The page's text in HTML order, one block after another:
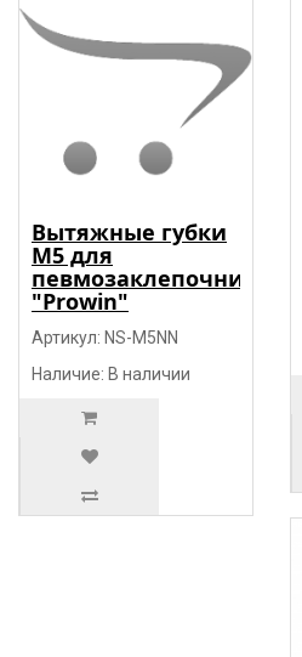
Вытяжные губки
М5 для
певмозаклепочника
"Prowin"
Артикул: NS-М5NN
Наличие: В наличии